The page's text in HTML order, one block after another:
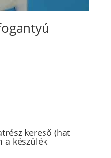
kereső (hat
a készülék